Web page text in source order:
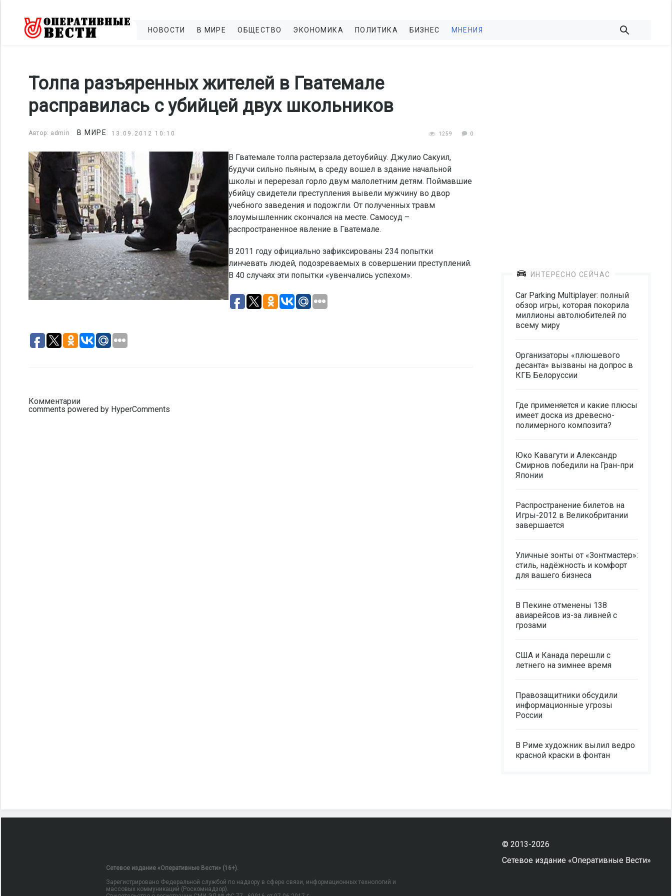
НОВОСТИ В МИРЕ ОБЩЕСТВО ЭКОНОМИКА ПОЛИТИКА БИЗНЕС МНЕНИЯ
Толпа разъяренных жителей в Гватемале
расправилась с убийцей двух школьников
Автор: admin В МИРЕ 13.09.2012 10:10 1259 0
В Гватемале толпа растерзала детоубийцу. Джулио Сакуил,
будучи сильно пьяным, в среду вошел в здание начальной
школы и перерезал горло двум малолетним детям. Поймавшие
убийцу свидетели преступления вывели мужчину во двор
учебного заведения и подожгли. От полученных травм
злоумышленник скончался на месте. Самосуд –
распространенное явление в Гватемале.
В 2011 году официально зафиксированы 234 попытки
линчевать людей, подозреваемых в совершении преступлений.
В 40 случаях эти попытки «увенчались успехом».
Комментарии
comments powered by HyperComments
ИНТЕРЕСНО СЕЙЧАС
Car Parking Multiplayer: полный
обзор игры, которая покорила
миллионы автолюбителей по
всему миру
Организаторы «плюшевого
десанта» вызваны на допрос в
КГБ Белоруссии
Где применяется и какие плюсы
имеет доска из древесно-
полимерного композита?
Юко Кавагути и Александр
Смирнов победили на Гран-при
Японии
Распространение билетов на
Игры-2012 в Великобритании
завершается
Уличные зонты от «Зонтмастер»:
стиль, надёжность и комфорт
для вашего бизнеса
В Пекине отменены 138
авиарейсов из-за ливней с
грозами
США и Канада перешли с
летнего на зимнее время
Правозащитники обсудили
информационные угрозы
России
В Риме художник вылил ведро
красной краски в фонтан
Сетевое издание «Оперативные Вести» (16+).
Зарегистрировано Федеральной службой по надзору в сфере связи, информационных технологий и
массовых коммуникаций (Роскомнадзор).
© 2013-2026
Сетевое издание «Оперативные Вести»